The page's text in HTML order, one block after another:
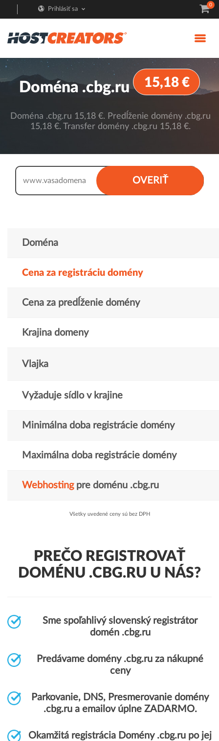
Prihlásiť sa
0
Doména .cbg.ru 15,18 €
Doména .cbg.ru 15,18 €. Predĺženie domény .cbg.ru
15,18 €. Transfer domény .cbg.ru 15,18 €.
OVERIŤ
www.
Doména
Cena za registráciu domény
Cena za predĺženie domény
Krajina domeny
Vlajka
Vyžaduje sídlo v krajine
Minimálna doba registrácie domény
Maximálna doba registrácie domény
Webhostingpre doménu .cbg.ru
Všetky uvedené ceny sú bez DPH
PREČO REGISTROVAŤ
DOMÉNU .CBG.RU U NÁS?
Sme spoľahlivý slovenský registrátor
domén .cbg.ru
Predávame domény .cbg.ru za nákupné
ceny
Parkovanie, DNS, Presmerovanie domény
.cbg.ru a emailov úplne ZADARMO.
Okamžitá registrácia Domény .cbg.ru po jej